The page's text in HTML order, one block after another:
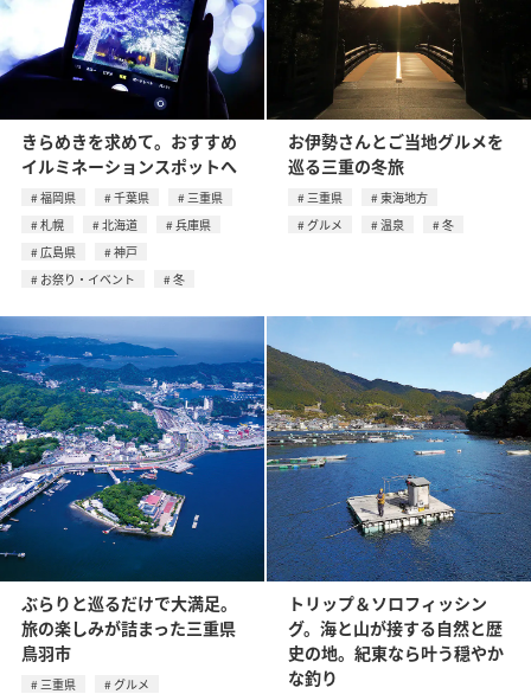
きらめきを求めて。おすすめ
イルミネーションスポットへ
福岡県 千葉県
三重県
札幌
北海道
兵庫県
広島県
神戸
お祭り・イベント
冬
お伊勢さんとご当地グルメを
巡る三重の冬旅
三重県
東海地方
グルメ
温泉 冬
ぶらりと巡るだけで大満足。
旅の楽しみが詰まった三重県
鳥羽市
三重県
グルメ
トリップ＆ソロフィッシン
グ。海と山が接する自然と歴
史の地。紀東なら叶う穏やか
な釣り